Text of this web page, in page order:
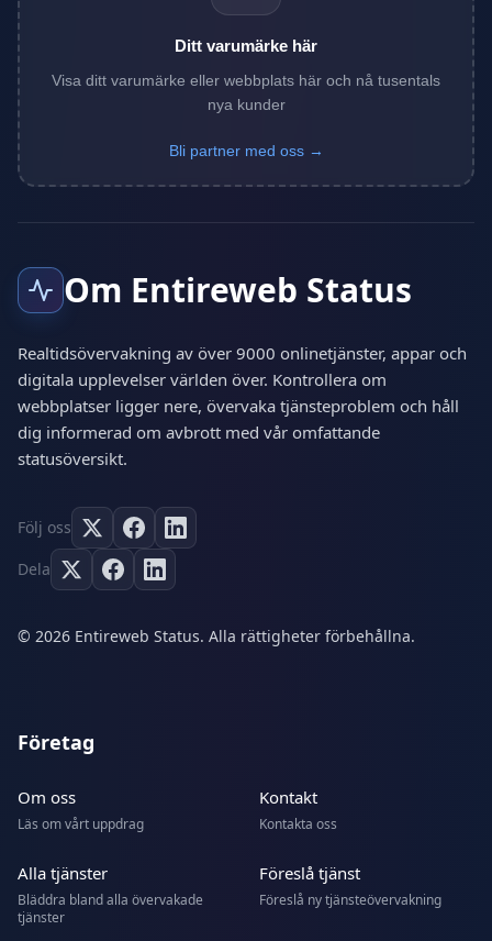
Ditt varumärke här
Visa ditt varumärke eller webbplats här och nå tusentals
nya kunder
Bli partner med oss →
Om Entireweb Status
Realtidsövervakning av över 9000 onlinetjänster, appar och
digitala upplevelser världen över. Kontrollera om
webbplatser ligger nere, övervaka tjänsteproblem och håll
dig informerad om avbrott med vår omfattande
statusöversikt.
Följ oss
Dela
© 2026 Entireweb Status. Alla rättigheter förbehållna.
Företag
Om oss
Läs om vårt uppdrag
Kontakt
Kontakta oss
Alla tjänster
Bläddra bland alla övervakade
tjänster
Föreslå tjänst
Föreslå ny tjänsteövervakning